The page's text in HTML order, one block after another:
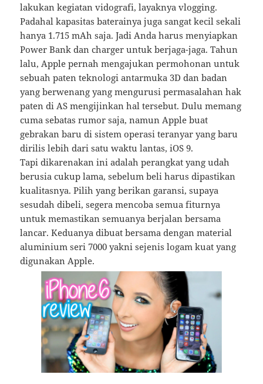
lakukan kegiatan vidografi, layaknya vlogging.
Padahal kapasitas baterainya juga sangat kecil sekali
hanya 1.715 mAh saja. Jadi Anda harus menyiapkan
Power Bank dan charger untuk berjaga-jaga. Tahun
lalu, Apple pernah mengajukan permohonan untuk
sebuah paten teknologi antarmuka 3D dan badan
yang berwenang yang mengurusi permasalahan hak
paten di AS mengijinkan hal tersebut. Dulu memang
cuma sebatas rumor saja, namun Apple buat
gebrakan baru di sistem operasi teranyar yang baru
dirilis lebih dari satu waktu lantas, iOS 9.
Tapi dikarenakan ini adalah perangkat yang udah
berusia cukup lama, sebelum beli harus dipastikan
kualitasnya. Pilih yang berikan garansi, supaya
sesudah dibeli, segera mencoba semua fiturnya
untuk memastikan semuanya berjalan bersama
lancar. Keduanya dibuat bersama dengan material
aluminium seri 7000 yakni sejenis logam kuat yang
digunakan Apple.